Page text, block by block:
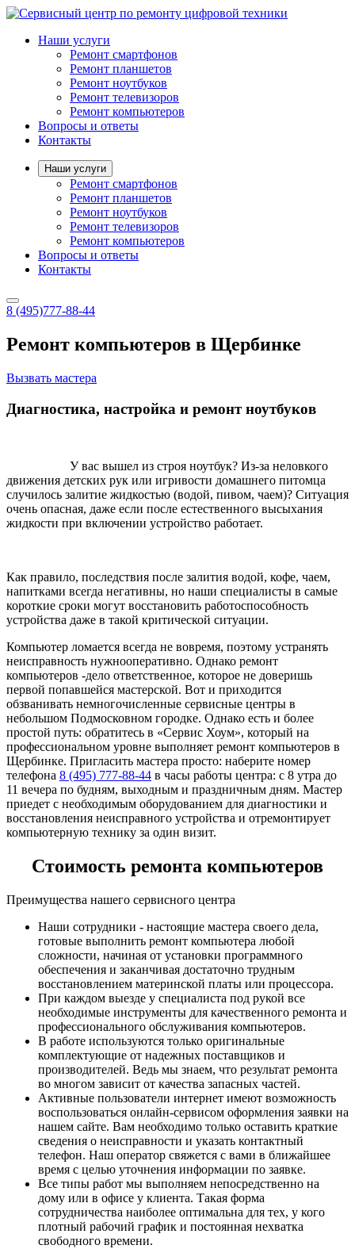
Наши услуги
Ремонт смартфонов
Ремонт планшетов
Ремонт ноутбуков
Ремонт телевизоров
Ремонт компьютеров
Вопросы и ответы
Контакты
Наши услуги
Ремонт смартфонов
Ремонт планшетов
Ремонт ноутбуков
Ремонт телевизоров
Ремонт компьютеров
Вопросы и ответы
Контакты
8 (495)777-88-44
Ремонт компьютеров в Щербинке
Вызвать мастера
Диагностика, настройка и ремонт ноутбуков
У вас вышел из строя ноутбук? Из-за неловкого
движения детских рук или игривости домашнего питомца
случилось залитие жидкостью (водой, пивом, чаем)? Ситуация
очень опасная, даже если после естественного высыхания
жидкости при включении устройство работает.
Как правило, последствия после залития водой, кофе, чаем,
напитками всегда негативны, но наши специалисты в самые
короткие сроки могут восстановить работоспособность
устройства даже в такой критической ситуации.
Компьютер ломается всегда не вовремя, поэтому устранять
неисправность нужнооперативно. Однако ремонт
компьютеров -дело ответственное, которое не доверишь
первой попавшейся мастерской. Вот и приходится
обзванивать немногочисленные сервисные центры в
небольшом Подмосковном городке. Однако есть и более
простой путь: обратитесь в «Сервис Хоум», который на
профессиональном уровне выполняет ремонт компьютеров в
Щербинке. Пригласить мастера просто: наберите номер
телефона 8 (495) 777-88-44 в часы работы центра: с 8 утра до
11 вечера по будням, выходным и праздничным дням. Мастер
приедет с необходимым оборудованием для диагностики и
восстановления неисправного устройства и отремонтирует
компьютерную технику за один визит.
Стоимость ремонта компьютеров
Преимущества нашего сервисного центра
Наши сотрудники - настоящие мастера своего дела,
готовые выполнить ремонт компьютера любой
сложности, начиная от установки программного
обеспечения и заканчивая достаточно трудным
восстановлением материнской платы или процессора.
При каждом выезде у специалиста под рукой все
необходимые инструменты для качественного ремонта и
профессионального обслуживания компьютеров.
В работе используются только оригинальные
комплектующие от надежных поставщиков и
производителей. Ведь мы знаем, что результат ремонта
во многом зависит от качества запасных частей.
Активные пользователи интернет имеют возможность
воспользоваться онлайн-сервисом оформления заявки на
нашем сайте. Вам необходимо только оставить краткие
сведения о неисправности и указать контактный
телефон. Наш оператор свяжется с вами в ближайшее
время с целью уточнения информации по заявке.
Все типы работ мы выполняем непосредственно на
дому или в офисе у клиента. Такая форма
сотрудничества наиболее оптимальна для тех, у кого
плотный рабочий график и постоянная нехватка
свободного времени.